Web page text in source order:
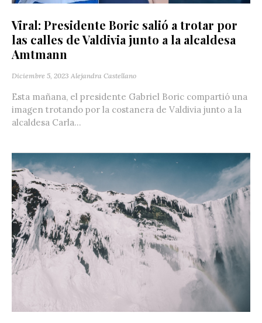
Viral: Presidente Boric salió a trotar por
las calles de Valdivia junto a la alcaldesa
Amtmann
Diciembre 5, 2023 Alejandra Castellano
Esta mañana, el presidente Gabriel Boric compartió una
imagen trotando por la costanera de Valdivia junto a la
alcaldesa Carla...